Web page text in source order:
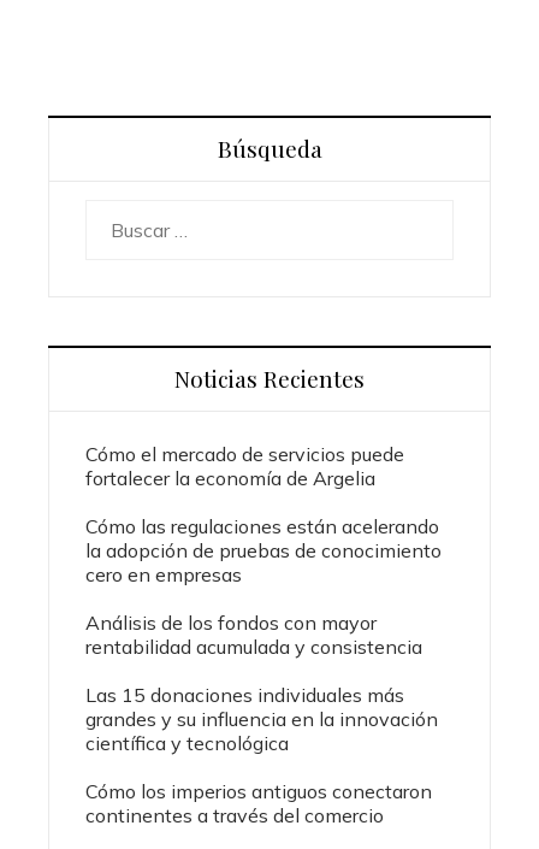
Búsqueda
Noticias Recientes
Cómo el mercado de servicios puede
fortalecer la economía de Argelia
Cómo las regulaciones están acelerando
la adopción de pruebas de conocimiento
cero en empresas
Análisis de los fondos con mayor
rentabilidad acumulada y consistencia
Las 15 donaciones individuales más
grandes y su influencia en la innovación
científica y tecnológica
Cómo los imperios antiguos conectaron
continentes a través del comercio